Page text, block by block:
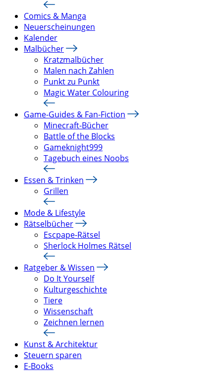
Comics & Manga
Neuerscheinungen
Kalender
Malbücher
Kratzmalbücher
Malen nach Zahlen
Punkt zu Punkt
Magic Water Colouring
Game-Guides & Fan-Fiction
Minecraft-Bücher
Battle of the Blocks
Gameknight999
Tagebuch eines Noobs
Essen & Trinken
Grillen
Mode & Lifestyle
Rätselbücher
Escpape-Rätsel
Sherlock Holmes Rätsel
Ratgeber & Wissen
Do It Yourself
Kulturgeschichte
Tiere
Wissenschaft
Zeichnen lernen
Kunst & Architektur
Steuern sparen
E-Books